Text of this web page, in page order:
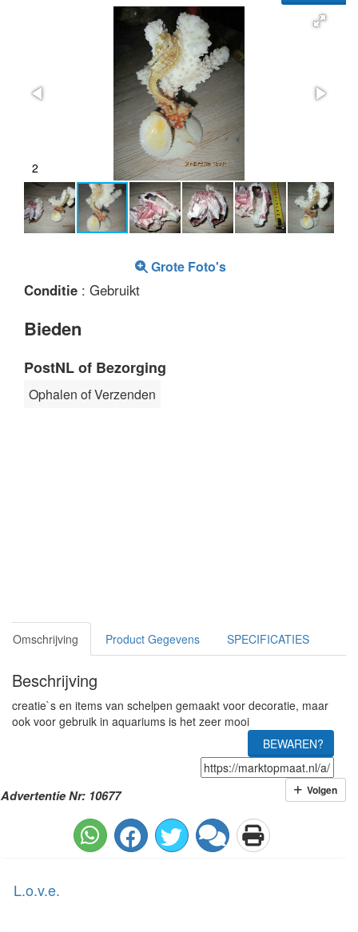
2
Grote Foto's
Conditie : Gebruikt
Bieden
PostNL of Bezorging
Ophalen of Verzenden
Omschrijving Product Gegevens SPECIFICATIES
Beschrijving
creatie`s en items van schelpen gemaakt voor decoratie, maar
ook voor gebruik in aquariums is het zeer mooi
BEWAREN?
Advertentie Nr: 10677 Volgen
L.o.v.e.